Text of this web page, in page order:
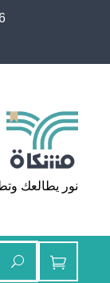
نور يطالعك